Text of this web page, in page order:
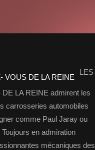
LES
LA REINE admirent les
carrosseries automobiles
comme Paul Jaray ou
en admiration
mécaniques des